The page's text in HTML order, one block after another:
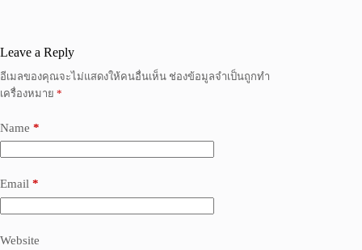
Leave a Reply
อีเมลของคุณจะไม่แสดงให้คนอื่นเห็น ช่องข้อมูลจำเป็นถูกทำ
เครื่องหมาย *
Name *
Email *
Website